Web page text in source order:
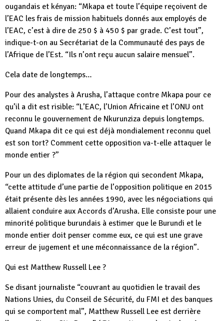
ougandais et kényan: “Mkapa et toute l’équipe reçoivent de
l’EAC les frais de mission habituels donnés aux employés de
l’EAC, c’est à dire de 250 $ à 450 $ par grade. C’est tout”,
indique-t-on au Secrétariat de la Communauté des pays de
l’Afrique de l’Est. “Ils n’ont reçu aucun salaire mensuel”.
Cela date de longtemps…
Pour des analystes à Arusha, l’attaque contre Mkapa pour ce
qu’il a dit est risible: “L’EAC, l’Union Africaine et l’ONU ont
reconnu le gouvernement de Nkurunziza depuis longtemps.
Quand Mkapa dit ce qui est déjà mondialement reconnu quel
est son tort? Comment cette opposition va-t-elle attaquer le
monde entier ?”
Pour un des diplomates de la région qui secondent Mkapa,
“cette attitude d’une partie de l’opposition politique en 2015
était présente dès les années 1990, avec les négociations qui
allaient conduire aux Accords d’Arusha. Elle consiste pour une
minorité politique burundais à estimer que le Burundi et le
monde entier doit penser comme eux, ce qui est une grave
erreur de jugement et une méconnaissance de la région”.
Qui est Matthew Russell Lee ?
Se disant journaliste “couvrant au quotidien le travail des
Nations Unies, du Conseil de Sécurité, du FMI et des banques
qui se comportent mal”, Matthew Russell Lee est derrière